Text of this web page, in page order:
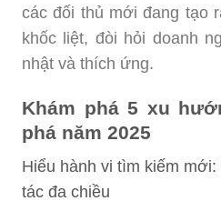
các đối thủ mới đang tạo
khốc liệt, đòi hỏi doanh
nhật và thích ứng.
Khám phá 5 xu
phá năm 2025
Hiểu hành vi tìm kiếm
tác đa chiều